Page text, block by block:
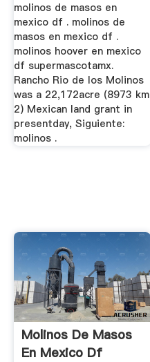
molinos de masos en
mexico df . molinos de
masos en mexico df .
molinos hoover en mexico
df supermascotamx.
Rancho Rio de los Molinos
was a 22,172acre (8973 km
2) Mexican land grant in
presentday, Siguiente:
molinos .
Molinos De Masos
En Mexico Df